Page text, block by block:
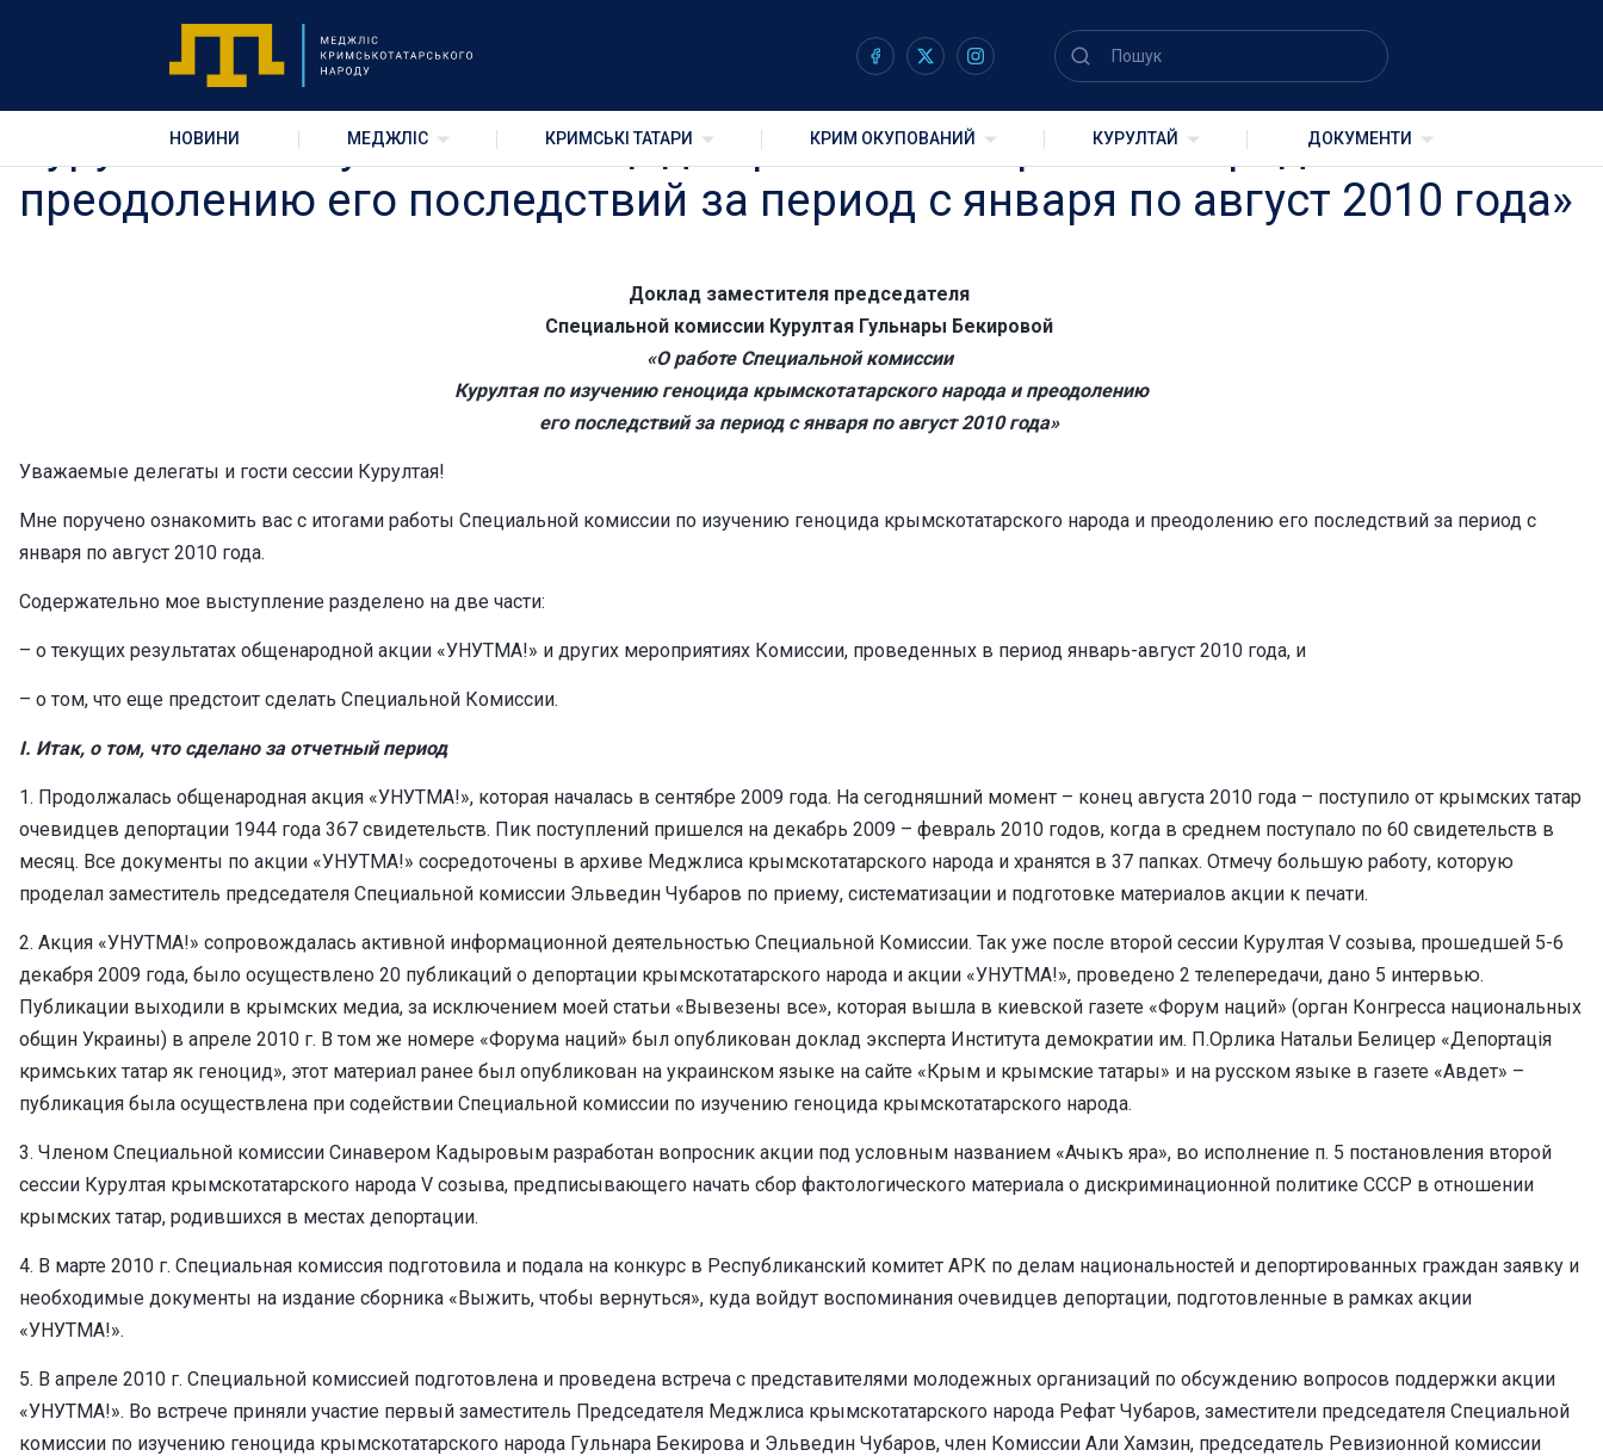
НОВИНИ МЕДЖЛІС КРИМСЬКІ ТАТАРИ КРИМ ОКУПОВАНИЙ КУРУЛТАЙ ДОКУМЕНТИ
Доклад Гульнары Бекировой «О работе Специальной комиссии
Курултая по изучению геноцида крымскотатарского народа и
преодолению его последствий за период с января по август 2010 года»
Доклад заместителя председателя
Специальной комиссии Курултая Гульнары Бекировой
«О работе Специальной комиссии
Курултая по изучению геноцида крымскотатарского народа и преодолению
его последствий за период с января по август 2010 года»
Уважаемые делегаты и гости сессии Курултая!
Мне поручено ознакомить вас с итогами работы Специальной комиссии по изучению геноцида крымскотатарского народа и преодолению его последствий за период с
января по август 2010 года.
Содержательно мое выступление разделено на две части:
– о текущих результатах общенародной акции «УНУТМА!» и других мероприятиях Комиссии, проведенных в период январь-август 2010 года, и
– о том, что еще предстоит сделать Специальной Комиссии.
I. Итак, о том, что сделано за отчетный период
1. Продолжалась общенародная акция «УНУТМА!», которая началась в сентябре 2009 года. На сегодняшний момент – конец августа 2010 года – поступило от крымских татар
очевидцев депортации 1944 года 367 свидетельств. Пик поступлений пришелся на декабрь 2009 – февраль 2010 годов, когда в среднем поступало по 60 свидетельств в
месяц. Все документы по акции «УНУТМА!» сосредоточены в архиве Меджлиса крымскотатарского народа и хранятся в 37 папках. Отмечу большую работу, которую
проделал заместитель председателя Специальной комиссии Эльведин Чубаров по приему, систематизации и подготовке материалов акции к печати.
2. Акция «УНУТМА!» сопровождалась активной информационной деятельностью Специальной Комиссии. Так уже после второй сессии Курултая V созыва, прошедшей 5-6
декабря 2009 года, было осуществлено 20 публикаций о депортации крымскотатарского народа и акции «УНУТМА!», проведено 2 телепередачи, дано 5 интервью.
Публикации выходили в крымских медиа, за исключением моей статьи «Вывезены все», которая вышла в киевской газете «Форум наций» (орган Конгресса национальных
общин Украины) в апреле 2010 г. В том же номере «Форума наций» был опубликован доклад эксперта Института демократии им. П.Орлика Натальи Белицер «Депортація
кримських татар як геноцид», этот материал ранее был опубликован на украинском языке на сайте «Крым и крымские татары» и на русском языке в газете «Авдет» –
публикация была осуществлена при содействии Специальной комиссии по изучению геноцида крымскотатарского народа.
3. Членом Специальной комиссии Синавером Кадыровым разработан вопросник акции под условным названием «Ачыкъ яра», во исполнение п. 5 постановления второй
сессии Курултая крымскотатарского народа V созыва, предписывающего начать сбор фактологического материала о дискриминационной политике СССР в отношении
крымских татар, родившихся в местах депортации.
4. В марте 2010 г. Специальная комиссия подготовила и подала на конкурс в Республиканский комитет АРК по делам национальностей и депортированных граждан заявку и
необходимые документы на издание сборника «Выжить, чтобы вернуться», куда войдут воспоминания очевидцев депортации, подготовленные в рамках акции
«УНУТМА!».
5. В апреле 2010 г. Специальной комиссией подготовлена и проведена встреча с представителями молодежных организаций по обсуждению вопросов поддержки акции
«УНУТМА!». Во встрече приняли участие первый заместитель Председателя Меджлиса крымскотатарского народа Рефат Чубаров, заместители председателя Специальной
комиссии по изучению геноцида крымскотатарского народа Гульнара Бекирова и Эльведин Чубаров, член Комиссии Али Хамзин, председатель Ревизионной комиссии